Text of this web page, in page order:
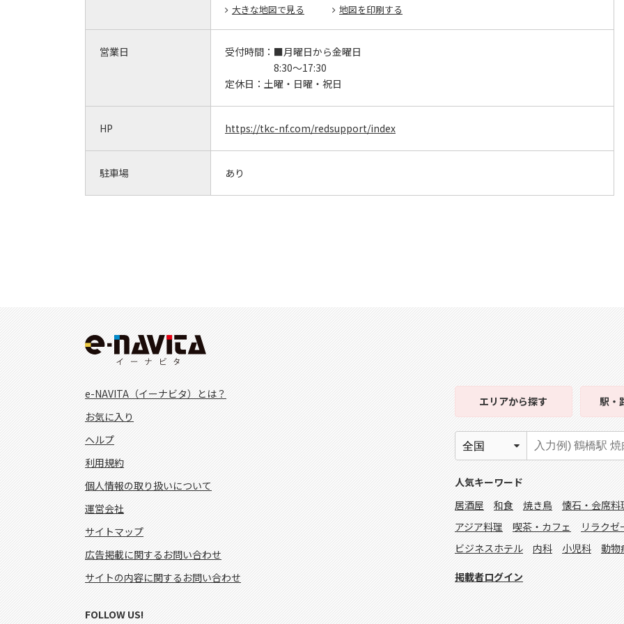
大きな地図で見る 地図を印刷する
営業日 受付時間： ■月曜日から金曜日
8:30～17:30
定休日： 土曜・日曜・祝日
HP https://tkc-nf.com/redsupport/index
駐車場 あり
e-NAVITA（イーナビタ）とは？
お気に入り
ヘルプ
利用規約
個人情報の取り扱いについて
運営会社
サイトマップ
広告掲載に関するお問い合わせ
サイトの内容に関するお問い合わせ
エリアから探す 駅・
人気キーワード
居酒屋
和食 焼き鳥 懐石・会席料
アジア料理
喫茶・カフェ リラクゼ
ビジネスホテル
内科 小児科 動物
掲載者ログイン
FOLLOW US!